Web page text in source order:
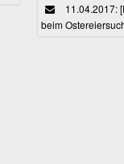
11.04.2017:
beim